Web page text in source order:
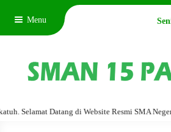
Menu
Datang di Website Resmi SMA Negeri 15